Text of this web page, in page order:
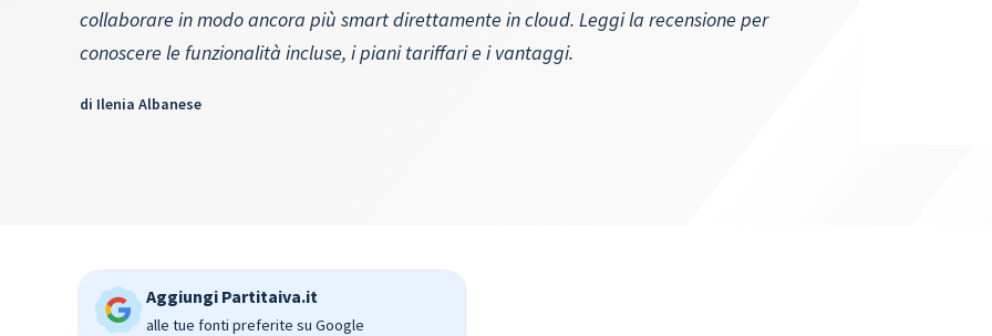
collaborare in modo ancora più smart direttamente in cloud. Leggi la recensione per
conoscere le funzionalità incluse, i piani tariffari e i vantaggi.
di Ilenia Albanese
Aggiungi Partitaiva.it
alle tue fonti preferite su Google